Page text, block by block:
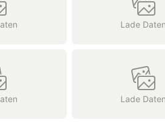
Lade Daten
Lade Daten